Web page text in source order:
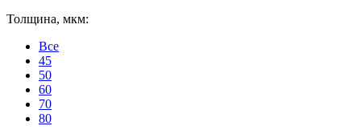
Толщина, мкм:
Все
45
50
60
70
80